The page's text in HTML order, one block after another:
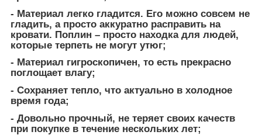
- Материал легко гладится. Его можно совсем не
гладить, а просто аккуратно расправить на
кровати. Поплин – просто находка для людей,
которые терпеть не могут утюг;
- Материал гигроскопичен, то есть прекрасно
поглощает влагу;
- Сохраняет тепло, что актуально в холодное
время года;
- Довольно прочный, не теряет своих качеств
при покупке в течение нескольких лет;